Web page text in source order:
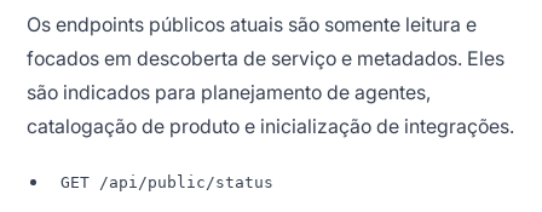
Os endpoints públicos atuais são somente leitura e
focados em descoberta de serviço e metadados. Eles
são indicados para planejamento de agentes,
catalogação de produto e inicialização de integrações.
GET /api/public/status